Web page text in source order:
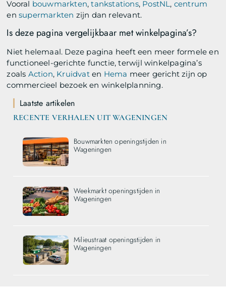
Vooral bouwmarkten,tankstations, PostNL , centrum
ensupermarkten zijn dan relevant.
Is deze pagina vergelijkbaar met winkelpagina’s?
Niet helemaal. Deze pagina heeft een meer formele en
functioneel-gerichte functie, terwijl winkelpagina’s
zoals Action, Kruidvaten Hema meer gericht zijn op
commercieel bezoek en winkelplanning.
Laatste artikelen
RECENTE VERHALEN UIT WAGENINGEN
Bouwmarkten openingstijden in
Wageningen
Weekmarkt openingstijden in
Wageningen
Milieustraat openingstijden in
Wageningen